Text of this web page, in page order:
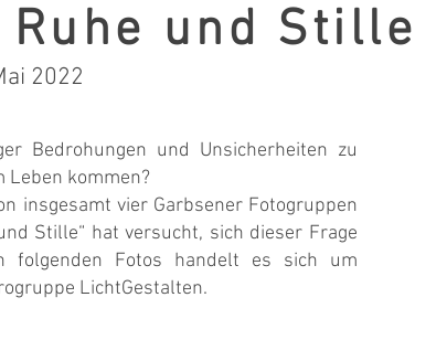
und Stille
2022
Bedrohungen und Unsicherheiten zu
Leben kommen?
insgesamt vier Garbsener Fotogruppen
Stille“ hat versucht, sich dieser Frage
folgenden Fotos handelt es sich um
LichtGestalten.